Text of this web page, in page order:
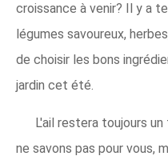
croissance à venir? Il y a
légumes savoureux,
de choisir les bons
jardin cet été.
L'ail restera toujours
ne savons pas pour vous,